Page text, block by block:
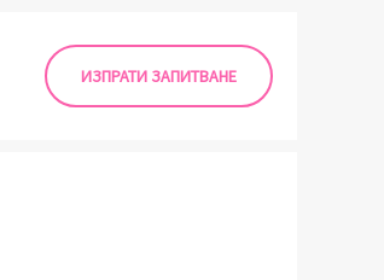
ИЗПРАТИ ЗАПИТВАНЕ